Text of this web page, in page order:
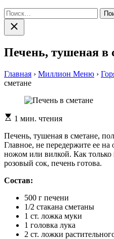
Найти:
Закрыть
поиск
Печень, тушеная в
Главная › Миллион Меню ›
сметане
Расчетное
чтения
1 мин. чтения
Печень, тушеная в сметане,
Главное, не передержите ее на
ножом или вилкой. Как только
розовый сок, печень готова.
Состав:
500 г печени
1/2 стакана сметаны
1 ст. ложка муки
1 головка лука
2 ст. ложки